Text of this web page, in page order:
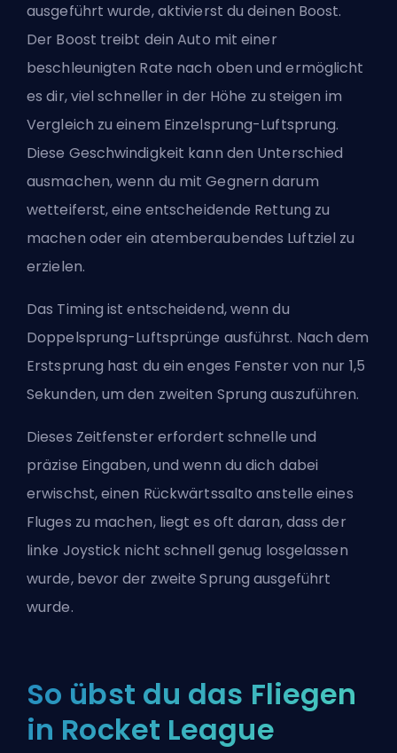
ausgeführt wurde, aktivierst du deinen Boost.
Der Boost treibt dein Auto mit einer
beschleunigten Rate nach oben und ermöglicht
es dir, viel schneller in der Höhe zu steigen im
Vergleich zu einem Einzelsprung-Luftsprung.
Diese Geschwindigkeit kann den Unterschied
ausmachen, wenn du mit Gegnern darum
wetteiferst, eine entscheidende Rettung zu
machen oder ein atemberaubendes Luftziel zu
erzielen.
Das Timing ist entscheidend, wenn du
Doppelsprung-Luftsprünge ausführst. Nach dem
Erstsprung hast du ein enges Fenster von nur 1,5
Sekunden, um den zweiten Sprung auszuführen.
Dieses Zeitfenster erfordert schnelle und
präzise Eingaben, und wenn du dich dabei
erwischst, einen Rückwärtssalto anstelle eines
Fluges zu machen, liegt es oft daran, dass der
linke Joystick nicht schnell genug losgelassen
wurde, bevor der zweite Sprung ausgeführt
wurde.
So übst du das Fliegen
in Rocket League